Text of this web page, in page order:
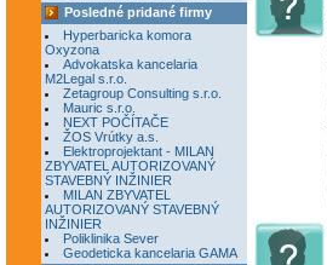
Posledné pridané firmy
Hyperbaricka komora
Oxyzona
Advokatska kancelaria
M2Legal s.r.o.
Zetagroup Consulting s.r.o.
Mauric s.r.o.
NEXT POČÍTAČE
ŽOS Vrútky a.s.
Elektroprojektant - MILAN
ZBYVATEL AUTORIZOVANÝ
STAVEBNÝ INŽINIER
MILAN ZBYVATEL
AUTORIZOVANÝ STAVEBNÝ
INŽINIER
Poliklinika Sever
Geodeticka kancelaria GAMA